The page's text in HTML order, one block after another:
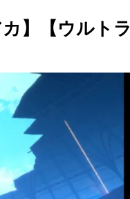
】【ウルトラ